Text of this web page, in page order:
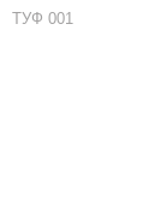
ТУФ 001